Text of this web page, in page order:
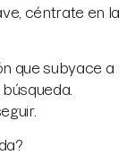
céntrate en la
que subyace a